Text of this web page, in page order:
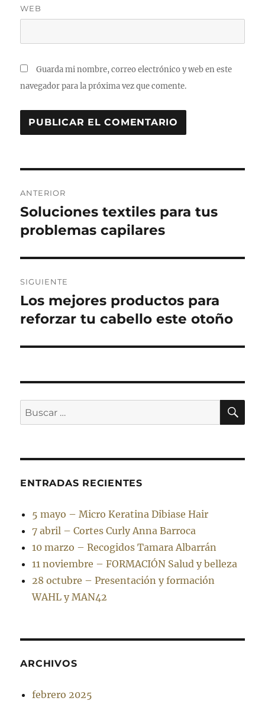
WEB
Guarda mi nombre, correo electrónico y web en este
navegador para la próxima vez que comente.
de
entradas
ANTERIOR
Entrada
anterior:
Soluciones textiles para tus
problemas capilares
SIGUIENTE
Entrada
siguiente:
Los mejores productos para
reforzar tu cabello este otoño
Buscar
por:
ENTRADAS RECIENTES
5 mayo – Micro Keratina Dibiase Hair
7 abril – Cortes Curly Anna Barroca
10 marzo – Recogidos Tamara Albarrán
11 noviembre – FORMACIÓN Salud y belleza
28 octubre – Presentación y formación
WAHL y MAN42
ARCHIVOS
febrero 2025